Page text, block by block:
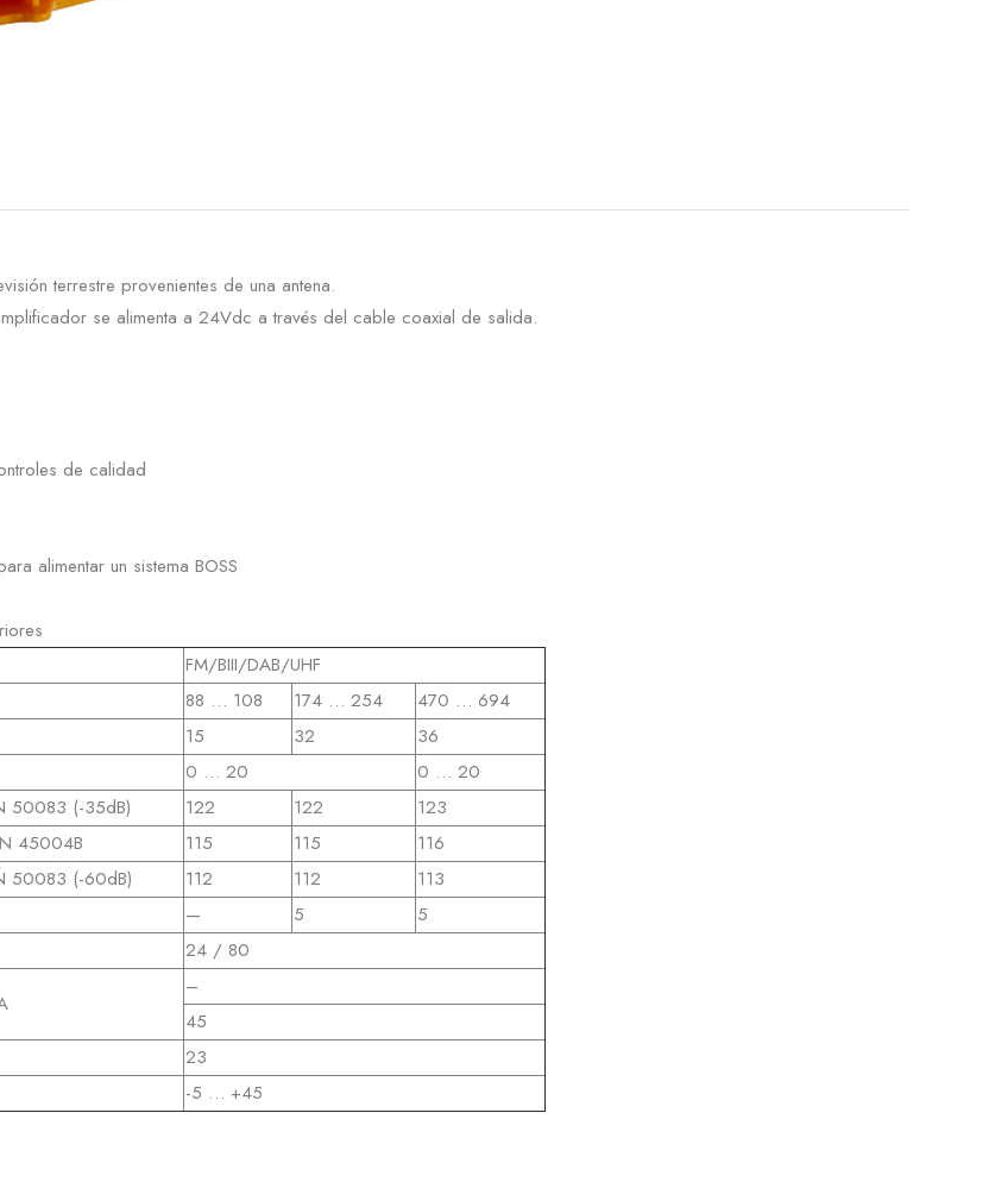
terrestre provenientes de una antena.
se alimenta a 24Vdc a través del cable coaxial de salida.
de calidad
alimentar un sistema BOSS
FM/BIII/DAB/UHF
88 … 108 174 … 254
470 … 694
15 32
36
0 … 20 0 … 20
50083 (-35dB) 122 122
123
45004B
115 115
116
50083 (-60dB)
112 112
113
— 5
5
24 / 80
–
45
23
-5 … +45